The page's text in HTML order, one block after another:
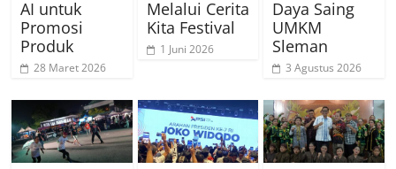
AI untuk
Promosi
Produk
28 Maret 2026
Melalui Cerita
Kita Festival
1 Juni 2026
Daya Saing
UMKM
Sleman
3 Agustus 2026